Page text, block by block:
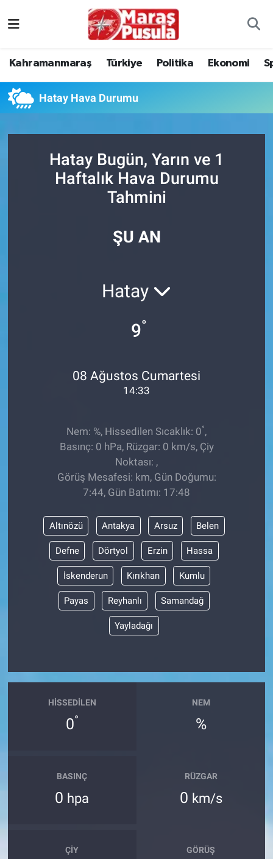
Kahramanmaraş Türkiye Politika Ekonomi
Hatay Hava Durumu
Hatay Bugün, Yarın ve 1
Haftalık Hava Durumu
Tahmini
ŞU AN
Hatay
9°
08 Ağustos Cumartesi
14:33
Nem: %, Hissedilen Sıcaklık: 0°,
Basınç: 0 hPa, Rüzgar: 0 km/s, Çiy
Noktası: ,
Görüş Mesafesi: km, Gün Doğumu:
7:44, Gün Batımı: 17:48
Altınözü Antakya Arsuz Belen
Defne Dörtyol Erzin Hassa
İskenderun Kırıkhan Kumlu
Payas Reyhanlı Samandağ
Yayladağı
HISSEDILEN
0°
NEM
%
BASINÇ
0 hpa
RÜZGAR
0 km/s
ÇIY GÖRÜŞ
Ekonomi
ASAYİŞ
ÇEVRE
EĞİTİM
BİLİM VE TEKNOLOJİ
Güvenlik
Süper Lig Puan Durumu ve Fikstür
Son Dakika Haberleri